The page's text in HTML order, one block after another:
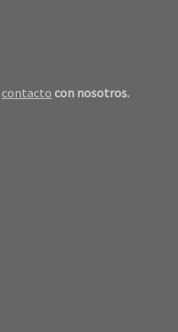
contacto con nosotros.